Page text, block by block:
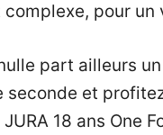
complexe, pour
part ailleurs
seconde et
18 ans One